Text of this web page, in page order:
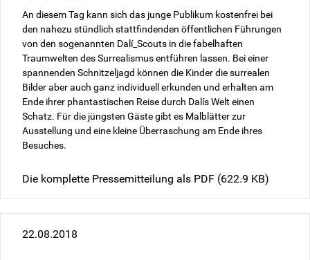
An diesem Tag kann sich das junge Publikum kostenfrei bei
den nahezu stündlich stattfindenden öffentlichen Führungen
von den sogenannten Dalí_Scouts in die fabelhaften
Traumwelten des Surrealismus entführen lassen. Bei einer
spannenden Schnitzeljagd können die Kinder die surrealen
Bilder aber auch ganz individuell erkunden und erhalten am
Ende ihrer phantastischen Reise durch Dalís Welt einen
Schatz. Für die jüngsten Gäste gibt es Malblätter zur
Ausstellung und eine kleine Überraschung am Ende ihres
Besuches.
Die komplette Pressemitteilung als PDF (622.9 KB)
22.08.2018